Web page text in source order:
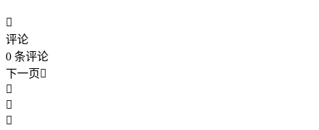

评论
0 条评论
下一页


